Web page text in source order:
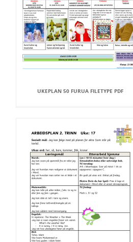
UKEPLAN 50 FURUA FILETYPE PDF